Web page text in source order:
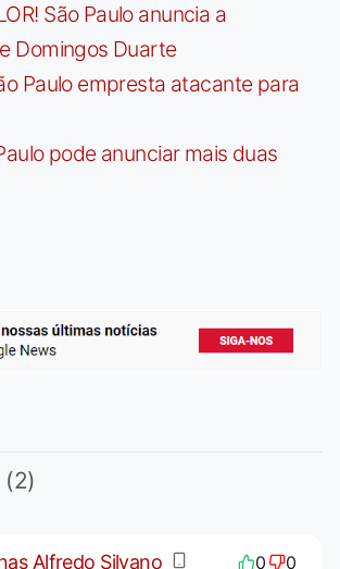
São Paulo anuncia a
Domingos Duarte
Paulo empresta atacante para
pode anunciar mais duas
(2)
Alfredo Silvano 0 0